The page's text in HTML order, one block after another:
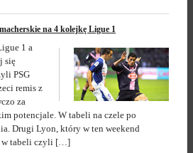
na 4 kolejkę Ligue 1
1 a
się
PSG
remis z
za
potencjale. W tabeli na czele po
Drugi Lyon, który w ten weekend
w tabeli czyli […]